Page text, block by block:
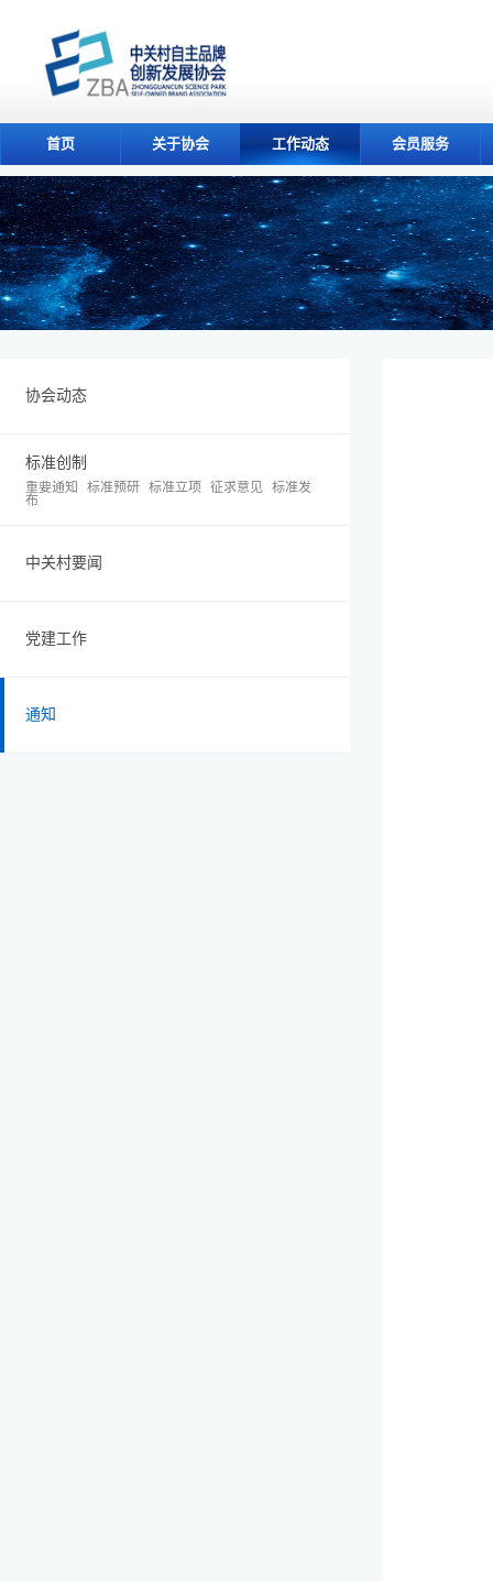
首页 关于协会 工作动态 会员服务
协会动态
标准创制
重要通知 标准预研 标准立项 征求意见 标准发
布
中关村要闻
党建工作
通知